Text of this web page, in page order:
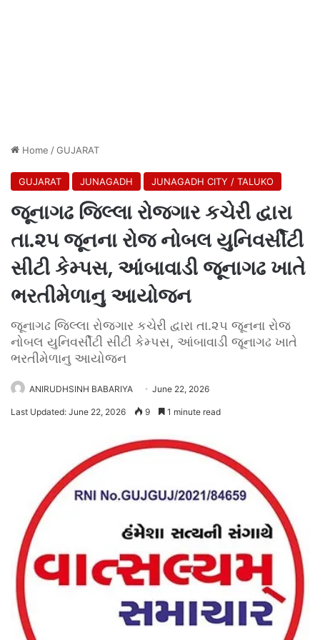
Home /GUJARAT
GUJARAT JUNAGADH JUNAGADH CITY / TALUKO
જૂનાગઢ જિલ્લા રોજગાર કચેરી દ્વારા
તા.૨૫ જૂનના રોજ નોબલ યુનિવર્સીટી
સીટી કેમ્પસ, આંબાવાડી જૂનાગઢ ખાતે
ભરતીમેળાનુ આયોજન
જૂનાગઢ જિલ્લા રોજગાર કચેરી દ્વારા તા.૨૫ જૂનના રોજ
નોબલ યુનિવર્સીટી સીટી કેમ્પસ, આંબાવાડી જૂનાગઢ ખાતે
ભરતીમેળાનુ આયોજન
ANIRUDHSINH BABARIYA June 22, 2026
Last Updated: June 22, 2026 9 1 minute read